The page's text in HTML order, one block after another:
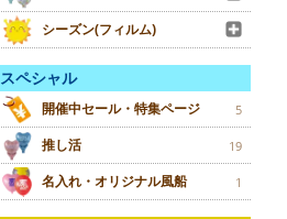
シーズン(フィルム)
スペシャル
開催中セール・特集ページ 5
推し活 19
名入れ・オリジナル風船 1